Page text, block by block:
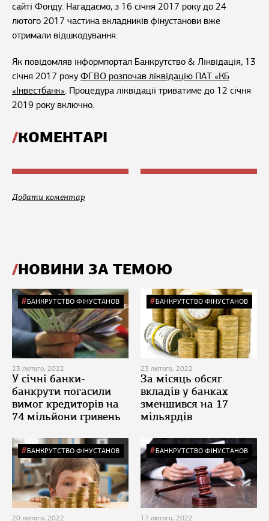
сайті Фонду. Нагадаємо, з 16 січня 2017 року до 24
лютого 2017 частина вкладників фінустанови вже
отримали відшкодування.
Як повідомляв інформпортал Банкрутство & Ліквідація, 13
січня 2017 року ФГВО розпочав ліквідацію ПАТ «КБ
«Інвестбанк». Процедура ліквідації триватиме до 12 січня
2019 року включно.
КОМЕНТАРІ
Додати коментар
НОВИНИ ЗА ТЕМОЮ
БАНКРУТСТВО ФІНУСТАНОВ
23 лютого, 2022
У січні банки-
банкрути погасили
вимог кредиторів на
74 мільйони гривень
БАНКРУТСТВО ФІНУСТАНОВ
23 лютого, 2022
За місяць обсяг
вкладів у банках
зменшився на 17
мільярдів
БАНКРУТСТВО ФІНУСТАНОВ
20 лютого, 2022
БАНКРУТСТВО ФІНУСТАНОВ
17 лютого, 2022